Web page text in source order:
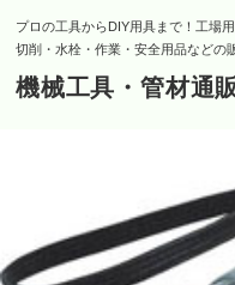
プロの工具からDIY用具まで！工場
切削・水栓・作業・安全用品などの
機械工具・管材通